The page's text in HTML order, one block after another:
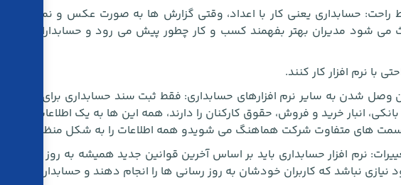
راحت: حسابداری یعنی کار با اعداد، وقتی گزارش ها به صورت عکس و نمودار
شود مدیران بهتر بفهمند کسب و کار چطور پیش می رود و حسابداران راحت تر می
با نرم افزار کار کنند.
وصل شدن به سایر نرم افزارهای حسابداری: فقط ثبت سند حسابداری برای یک
انبار خرید و فروش، حقوق کارکنان را دارند، همه این ها به یک اطلاعات مالی
های متفاوت شرکت هماهنگ می شویدو همه اطلاعات را به شکل منظم ثبت می
نرم افزار حسابداری باید بر اساس آخرین قوانین جدید همیشه به روز باشد،
نیازی نباشد که کاربران خودشان به روز رسانی ها را انجام دهند و حسابداران با